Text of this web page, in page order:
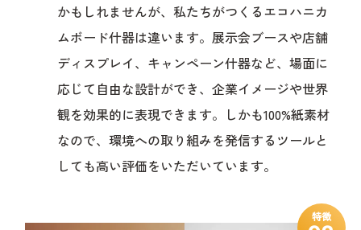
かもしれませんが、私たちがつくるエコハニカ
ムボード什器は違います。展示会ブースや店舗
ディスプレイ、キャンペーン什器など、場面に
応じて自由な設計ができ、企業イメージや世界
観を効果的に表現できます。しかも100%紙素材
なので、環境への取り組みを発信するツールと
しても高い評価をいただいています。
特徴